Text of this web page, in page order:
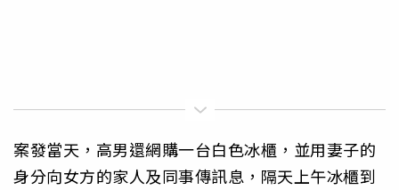
案發當天，高男還網購一台白色冰櫃，並用妻子的
身分向女方的家人及同事傳訊息，隔天上午冰櫃到